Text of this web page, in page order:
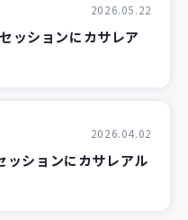
2026.05.22
ッションにカサレア
2026.04.02
ションにカサレアル